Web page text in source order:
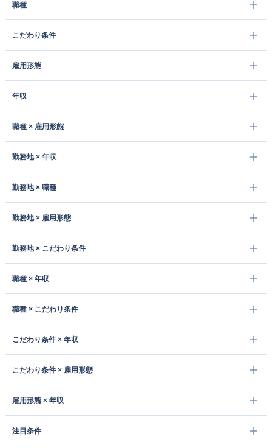
職種
こだわり条件
雇用形態
年収
職種 × 雇用形態
勤務地 × 年収
勤務地 × 職種
勤務地 × 雇用形態
勤務地 × こだわり条件
職種 × 年収
職種 × こだわり条件
こだわり条件 × 年収
こだわり条件 × 雇用形態
雇用形態 × 年収
注目条件